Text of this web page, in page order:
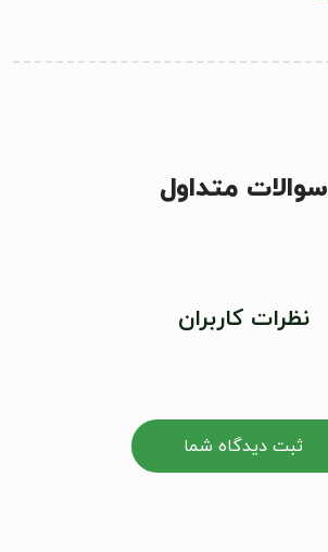
سوالات متداول
نظرات کاربران
ثبت دیدگاه شما